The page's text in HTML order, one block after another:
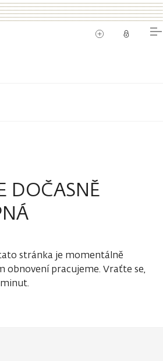
DOČASNĚ
stránka je momentálně
obnovení pracujeme. Vraťte se,